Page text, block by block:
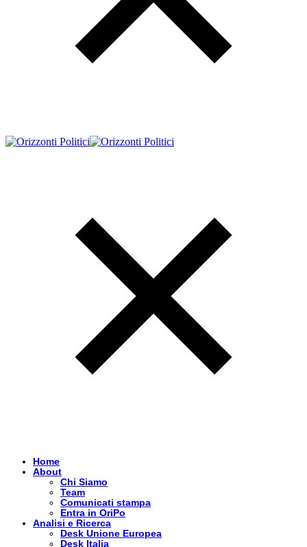
Home
About
Chi Siamo
Team
Comunicati stampa
Entra in OriPo
Analisi e Ricerca
Desk Unione Europea
Desk Italia